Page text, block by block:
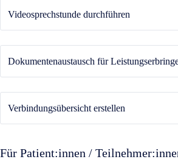
Videosprechstunde durchführen
Dokumentenaustausch für
Verbindungsübersicht erstellen
Für Patient:innen /